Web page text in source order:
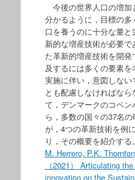
今後の世界人口の増加
分かるように，目標の多
口を養うのに十分な量
新的な増産技術が必要
た革新的増産技術を開
及するには多くの要素
実施に伴い，意図しない
とも配慮しなければな
て，デンマークのコペン
ら，多数の国々の37名
が，4つの革新技術を例
り，その概要を紹介する。
M. Herrero, P.K.
（2021） Articulating
innovation on the